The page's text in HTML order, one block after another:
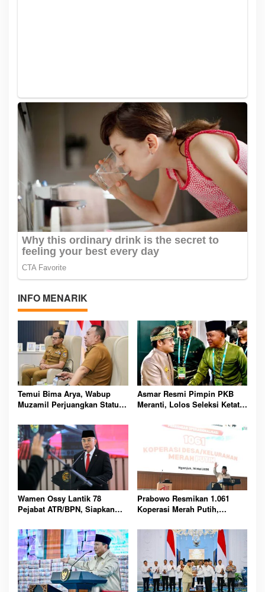
INFO MENARIK
Temui Bima Arya, Wabup
Muzamil Perjuangkan Status
RUU Daerah Kepulauan
Asmar Resmi Pimpin PKB
Meranti, Lolos Seleksi Ketat
Konsolidasi Partai
Wamen Ossy Lantik 78
Pejabat ATR/BPN, Siapkan
Prabowo Resmikan 1.061
Koperasi Merah Putih,
Pesat